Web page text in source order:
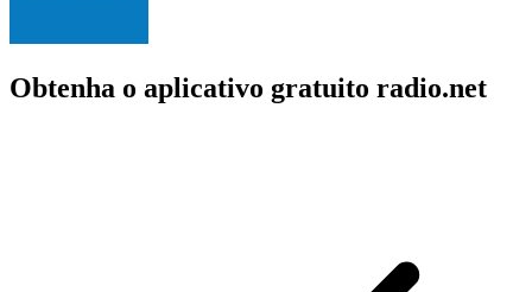
Obtenha o aplicativo gratuito radio.net